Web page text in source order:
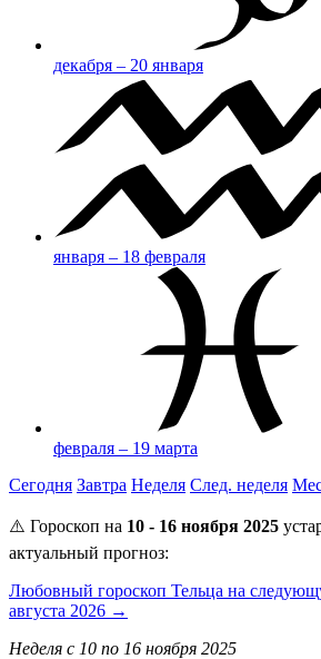
декабря – 20 января
января – 18 февраля
февраля – 19 марта
Сегодня Завтра Неделя След. неделя
⚠️ Гороскоп на 10 - 16 ноября 2025
актуальный прогноз:
Любовный гороскоп Тельца на
августа 2026 →
Неделя с 10 по 16 ноября 2025